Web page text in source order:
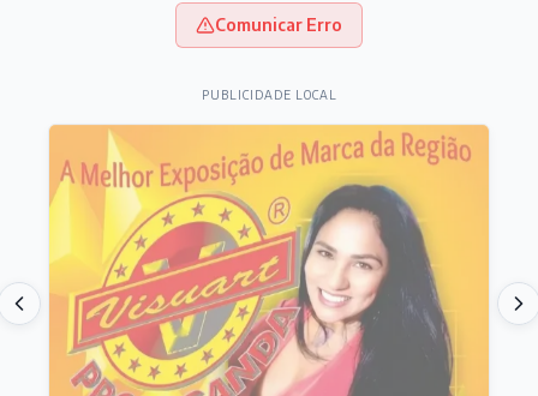
Comunicar Erro
PUBLICIDADE LOCAL